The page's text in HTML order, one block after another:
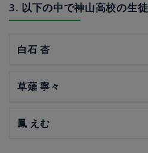
3. 以下の中で神山高校の生
白石 杏
草薙 寧々
鳳 えむ